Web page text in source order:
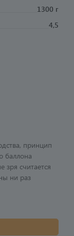
1300 г
4,5
принцип
баллона
зря считается
ни раз